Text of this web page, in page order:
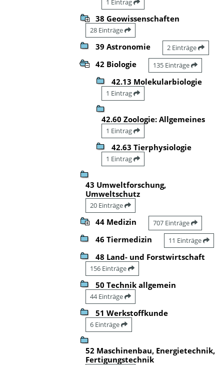
1 Eintrag
38 Geowissenschaften
28 Einträge
39 Astronomie 2 Einträge
42 Biologie 135 Einträge
42.13 Molekularbiologie
1 Eintrag
42.60 Zoologie: Allgemeines
1 Eintrag
42.63 Tierphysiologie
1 Eintrag
43 Umweltforschung,
Umweltschutz
20 Einträge
44 Medizin 707 Einträge
46 Tiermedizin 11 Einträge
48 Land- und Forstwirtschaft
156 Einträge
50 Technik allgemein
44 Einträge
51 Werkstoffkunde
6 Einträge
52 Maschinenbau, Energietechnik,
Fertigungstechnik